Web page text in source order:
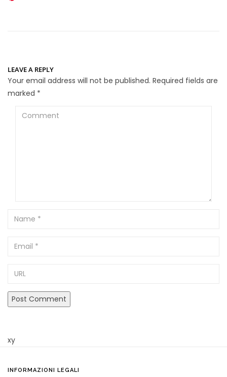
LEAVE A REPLY
Your email address will not be published. Required fields are
marked *
Comment
Name
Email
xy
INFORMAZIONI LEGALI